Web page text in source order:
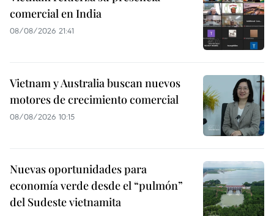
comercial en India
08/08/2026 21:41
Vietnam y Australia buscan nuevos
motores de crecimiento comercial
08/08/2026 10:15
Nuevas oportunidades para
economía verde desde el “pulmón”
del Sudeste vietnamita